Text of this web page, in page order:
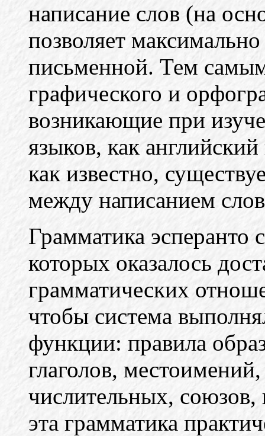
написание слов (на
позволяет
письменной. Тем
графического и
возникающие при
языков, как
как известно,
между написанием
Грамматика эсперанто
которых оказалось
грамматических
чтобы система
функции: правила
глаголов,
числительных,
эта грамматика